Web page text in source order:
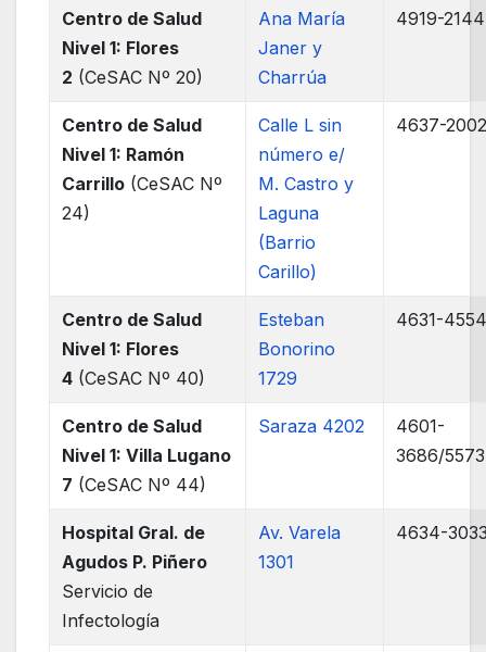
Centro de Salud
Nivel 1: Flores
2 (CeSAC Nº 20)
Ana María
Janer y
Charrúa
4919-2144
Centro de Salud
Nivel 1: Ramón
Carrillo (CeSAC Nº
24)
Calle L sin
número e/
M. Castro y
Laguna
(Barrio
Carillo)
4637-
Centro de Salud
Nivel 1: Flores
4 (CeSAC Nº 40)
Esteban
Bonorino
1729
4631-
Centro de Salud
Nivel 1: Villa Lugano
7 (CeSAC Nº 44)
Saraza 4202
4601-
3686/5573
Hospital Gral. de
Agudos P. Piñero
Servicio de
Infectología
Av. Varela
1301
4634-